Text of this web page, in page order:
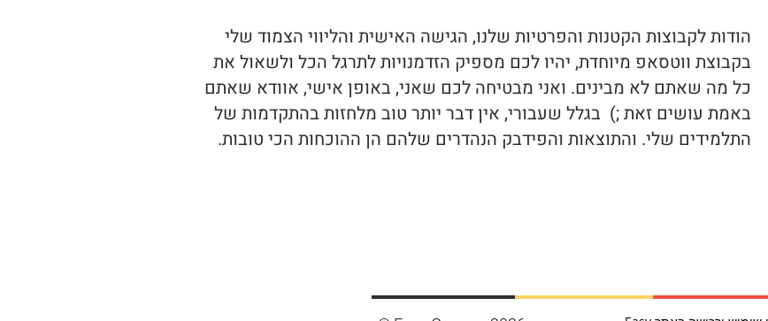
הודות לקבוצות הקטנות והפרטיות שלנו, הגישה האישית והליווי הצמוד שלי
בקבוצת ווטסאפ מיוחדת, יהיו לכם מספיק הזדמנויות לתרגל הכל ולשאול את
כל מה שאתם לא מבינים. ואני מבטיחה לכם שאני, באופן אישי, אוודא שאתם
באמת עושים זאת ;) בגלל שעבורי, אין דבר יותר טוב מלחזות בהתקדמות של
התלמידים שלי. והתוצאות והפידבק הנהדרים שלהם הן ההוכחות הכי טובות.